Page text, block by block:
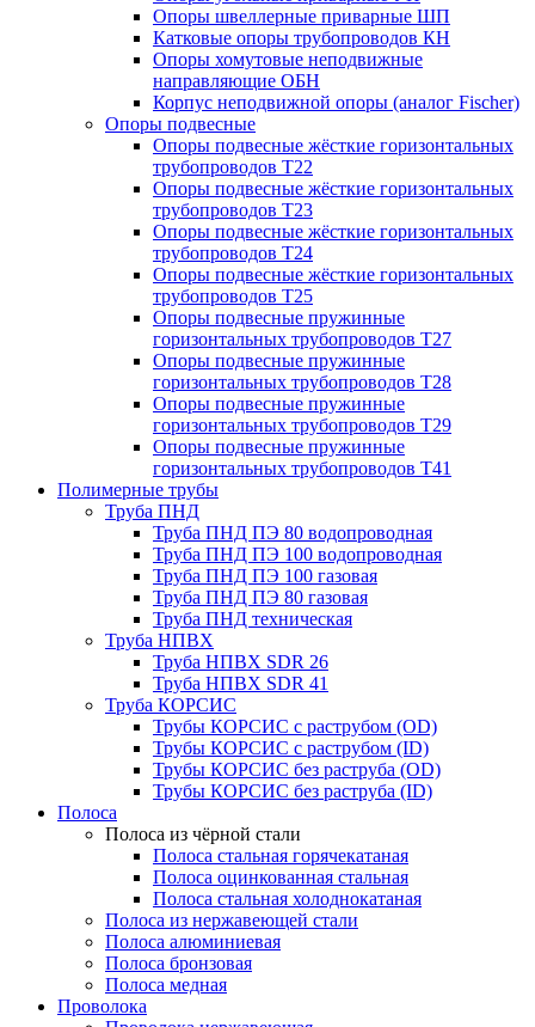
Опоры швеллерные приварные ШП
Катковые опоры трубопроводов КН
Опоры хомутовые неподвижные
направляющие ОБН
Корпус неподвижной опоры (аналог Fischer)
Опоры подвесные
Опоры подвесные жёсткие горизонтальных
трубопроводов Т22
Опоры подвесные жёсткие горизонтальных
трубопроводов Т23
Опоры подвесные жёсткие горизонтальных
трубопроводов Т24
Опоры подвесные жёсткие горизонтальных
трубопроводов Т25
Опоры подвесные пружинные
горизонтальных трубопроводов Т27
Опоры подвесные пружинные
горизонтальных трубопроводов Т28
Опоры подвесные пружинные
горизонтальных трубопроводов Т29
Опоры подвесные пружинные
горизонтальных трубопроводов Т41
Полимерные трубы
Труба ПНД
Труба ПНД ПЭ 80 водопроводная
Труба ПНД ПЭ 100 водопроводная
Труба ПНД ПЭ 100 газовая
Труба ПНД ПЭ 80 газовая
Труба ПНД техническая
Труба НПВХ
Труба НПВХ SDR 26
Труба НПВХ SDR 41
Труба КОРСИС
Трубы КОРСИС с раструбом (OD)
Трубы КОРСИС с раструбом (ID)
Трубы КОРСИС без раструба (OD)
Трубы КОРСИС без раструба (ID)
Полоса
Полоса из чёрной стали
Полоса стальная горячекатаная
Полоса оцинкованная стальная
Полоса стальная холоднокатаная
Полоса из нержавеющей стали
Полоса алюминиевая
Полоса бронзовая
Полоса медная
Проволока